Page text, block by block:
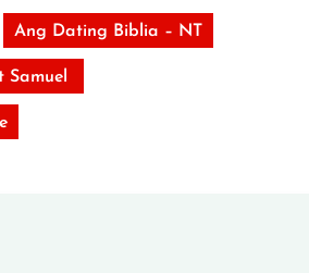
Ang Dating Biblia – NT
Samuel